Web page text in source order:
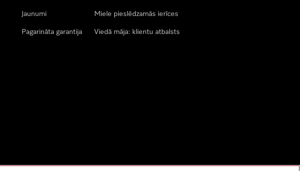
Jaunumi
Pagarināta garantija
Miele pieslēdzamās ierīces
Viedā māja: klientu atbalsts